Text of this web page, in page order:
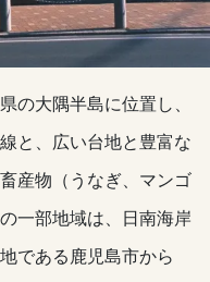
の大隅半島に位置し、
と、広い台地と豊富な
産物（うなぎ、マンゴ
一部地域は、日南海岸
である鹿児島市から